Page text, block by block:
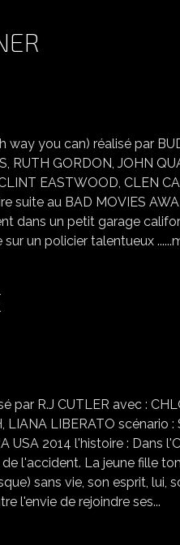
way you can) réalisé par
RUTH GORDON, JOHN
EASTWOOD, CLEN
suite au BAD MOVIES
dans un petit garage
un policier talentueux
par R.J CUTLER avec :
LIANA LIBERATO scénario
USA 2014 l'histoire : Dans
l'accident. La jeune fille
sans vie, son esprit,
l'envie de rejoindre ses...